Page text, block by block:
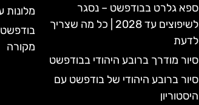
ספא גלרט בבודפשט – נסגר
לשיפוצים עד 2028 | כל מה שצריך
לדעת
סיור מודרך ברובע היהודי בבודפשט
סיור ברובע היהודי של בודפשט עם
היסטוריון
מלונות
מקורה